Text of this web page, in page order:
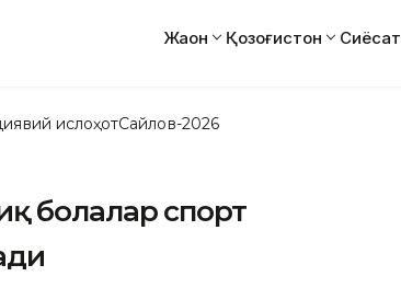
Жаҳон Қозоғистон Сиёсат
ислоҳотСайлов-2026
болалар спорт